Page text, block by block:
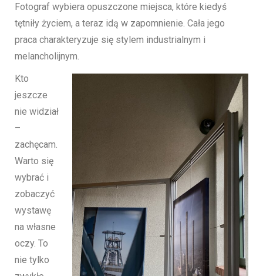
Fotograf wybiera opuszczone miejsca, które kiedyś
tętniły życiem, a teraz idą w zapomnienie. Cała jego
praca charakteryzuje się stylem industrialnym i
melancholijnym.
Kto
jeszcze
nie widział
–
zachęcam.
Warto się
wybrać i
zobaczyć
wystawę
na własne
oczy. To
nie tylko